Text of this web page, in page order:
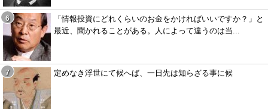
「情報投資にどれくらいのお金をかければいいですか？」と
最近、聞かれることがある。人によって違うのは当...
定めなき浮世にて候へば、一日先は知らざる事に候